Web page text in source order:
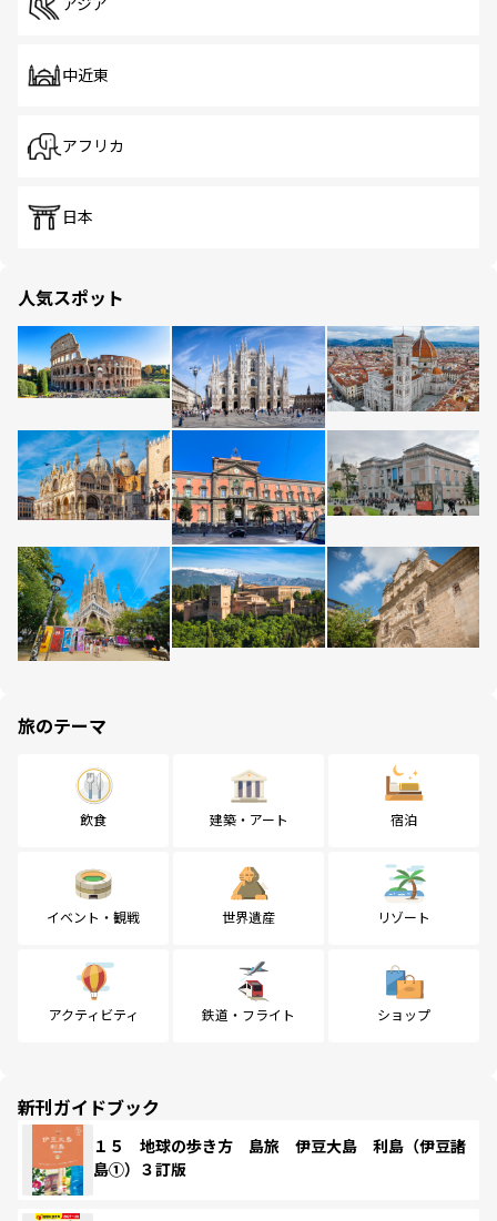
アジア
中近東
アフリカ
日本
人気スポット
旅のテーマ
飲食 建築・アート 宿泊
イベント・観戦 世界遺産 リゾート
アクティビティ 鉄道・フライト ショップ
新刊ガイドブック
１５ 地球の歩き方 島旅 伊豆大島 利島（伊豆諸
島①）３訂版